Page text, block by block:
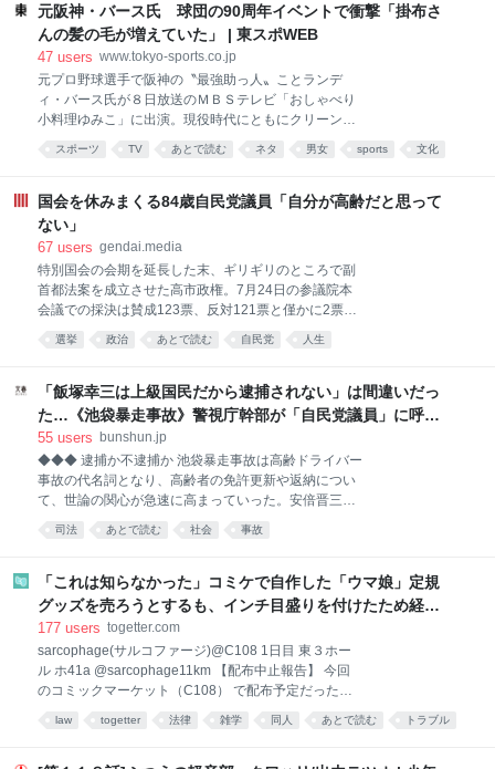
9歳男児は、21日間保存した血漿
まうほど豪快な反応ですが、実は日本のマヨネーズは
今、世界から大注目されているのです。 8月4日に発表
された、今年上半期の輸出データによると、「ソース
して注目されているのが、日本のマヨネーズの人気な
のです。輸出量はおよそ10年間で2倍以上に増加して
います。 なぜ今、日本のマヨネーズが世界を魅了して
いるのか、関西テレビ「newsランナー」は関西、そし
ネーズは、
元阪神・バース氏 球団の90周年イベントで衝撃「掛布さ
んの髪の毛が増えていた」 | 東スポWEB
47 users www.tokyo-sports.co.jp
元プロ野球選手で阪神の〝最強助っ人〟ことランデ
ィ・バース氏が８日放送のＭＢＳテレビ「おしゃべり
小料理ゆみこ」に出演。現役時代にともにクリーンア
ップを担った掛布雅之氏、岡田彰布氏の裏話を披露し
た。 大の虎党として知られるＭＣの有働由美子から、
イガースの選手はみんなスピードがある。掛布さんも
岡田さんもみんな遅かった」と指摘。「その代わりに
私たちはホームランを打った」と付け加え、ニッコリ
と質問すると、バース氏は「阪神タイガース９０周年
のイベントに呼ばれて久しぶりに来日してビックリし
たのが、掛布さんの髪の毛が増えていたんだよ。それ
に一番驚いたんだ」とニヤリ。 それに爆笑した有働が
氏は「でも、岡田さんは髪の毛
スポーツ TV あとで読む ネタ 男女 sports 文化
国会を休みまくる84歳自民党議員「自分が高齢だと思って
ない」
67 users gendai.media
特別国会の会期を延長した末、ギリギリのところで副
首都法案を成立させた高市政権。7月24日の参議院本
会議での採決は賛成123票、反対121票と僅かに2票差
だった。 参議院の定数は248で、れいわ新選組の山本
太郎氏が体調問題を理由に今年1月に議員辞職をした
議長を務める関口昌一氏を除くと、他に2人の欠席者
がいた。1人は盲腸で入院中だった高橋克法議員（自
民党）で、もう1人が自民党の山崎正昭議員（84歳）
院議員がいた…！本会議31回で出席わずか５回、”国会
の欠席王”と呼ばれる「自民党の重鎮」の呆れた言い
分』より続く。 本人は「至って健康だ」と語っていた
山崎氏は当選6回。2013年8月から2016年7月まで約3
選挙 政治 あとで読む 自民党 人生
「飯塚幸三は上級国民だから逮捕されない」は間違いだっ
た…《池袋暴走事故》警視庁幹部が「自民党議員」に呼び
出されても逮捕を見送った理由 | 文春オンライン
55 users bunshun.jp
◆◆◆ 逮捕か不逮捕か 池袋暴走事故は高齢ドライバー
事故の代名詞となり、高齢者の免許更新や返納につい
て、世論の関心が急速に高まっていった。安倍晋三総
理（当時）が指示し、警察庁など複数の省庁が連携し
て対策をとりまとめた。社会的反響の大きさを受け、
を次々に行った。飯塚への非難感情も事故が注目され
た理由だった。 これが捜査の予期せぬ障害となった。
飯塚は「技官のトップ」、つまり位人臣を極めた元キ
「上級国民」と揶揄された。飯塚を逮捕せず、在宅捜
査をしていたことに対して「何らかの圧力を受けてい
るのではないか」という憶測を含んだ抗議の電話が警
視庁には殺到した。こうした動きに警視庁は神経を尖
司法 あとで読む 社会 事故
「これは知らなかった」コミケで自作した「ウマ娘」定規
グッズを売ろうとするも、インチ目盛りを付けたため経産
省の規約に抵触、販売見送りに
177 users togetter.com
sarcophage(サルコファージ)@C108 1日目 東３ホー
ル ホ41a @sarcophage11km 【配布中止報告】 今回
のコミックマーケット（C108） で配布予定だったグ
ッズ 「オグリキャップタマモクロスアクリル定規」 の
配布を撤回することになりました。
law togetter 法律 雑学 同人 あとで読む トラブル